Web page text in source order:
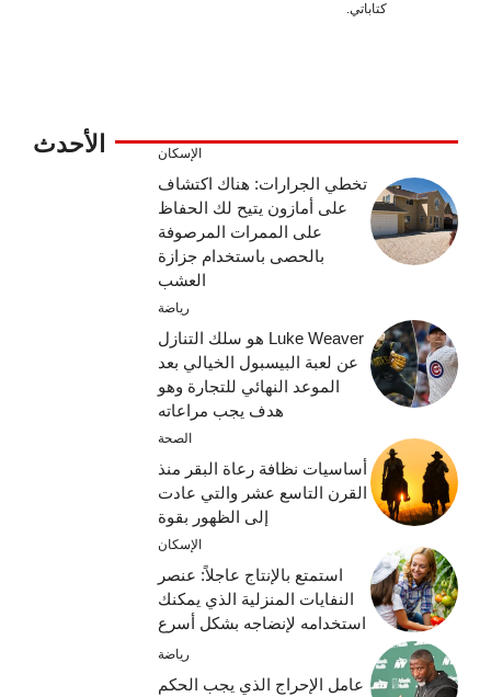
كتاباتي.
الأحدث الإسكان
تخطي الجرارات: هناك اكتشاف
على أمازون يتيح لك الحفاظ
على الممرات المرصوفة
بالحصى باستخدام جزازة
العشب
رياضة
Luke Weaver هو سلك التنازل
عن لعبة البيسبول الخيالي بعد
الموعد النهائي للتجارة وهو
هدف يجب مراعاته
الصحة
أساسيات نظافة رعاة البقر منذ
القرن التاسع عشر والتي عادت
إلى الظهور بقوة
الإسكان
استمتع بالإنتاج عاجلاً: عنصر
النفايات المنزلية الذي يمكنك
استخدامه لإنضاجه بشكل أسرع
رياضة
عامل الإحراج الذي يجب الحكم